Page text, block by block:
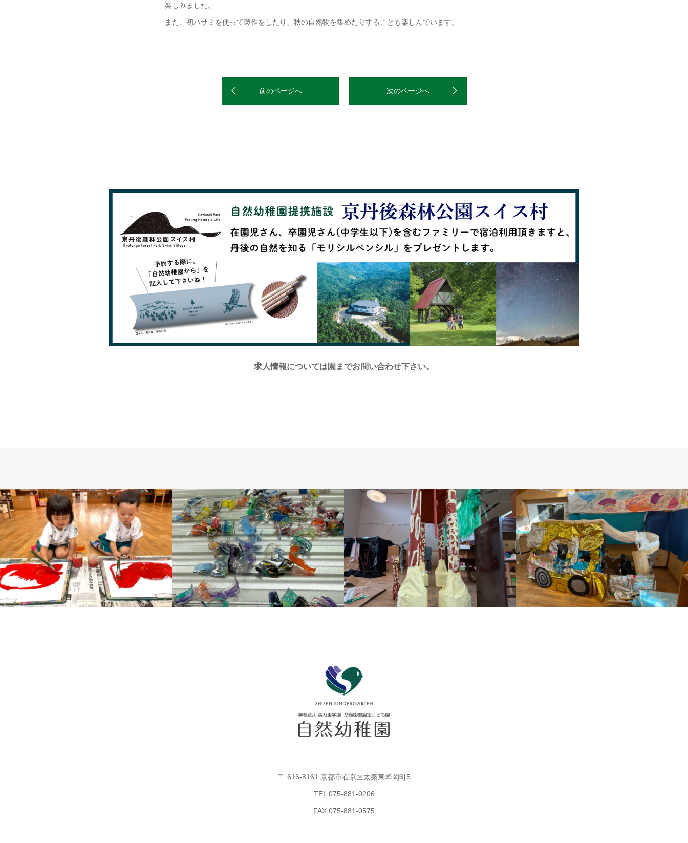
楽しみました。
また、初ハサミを使って製作をしたり、秋の自然物を集めたりすることも楽しんでいます。
前のページへ 次のページへ
求人情報については園までお問い合わせ下さい。
〒 616-8161 京都市右京区太秦東蜂岡町5
TEL 075-881-0206
FAX 075-881-0575